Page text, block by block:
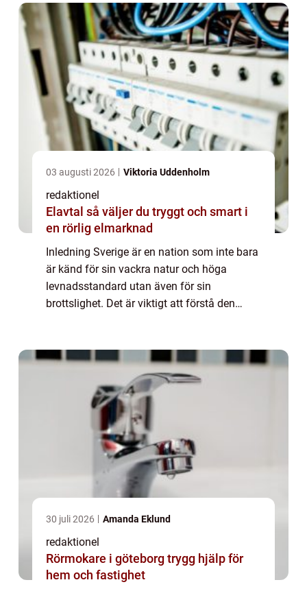
åtgärder för...
03 augusti 2026 Viktoria Uddenholm
redaktionel
Elavtal så väljer du tryggt och smart i
en rörlig elmarknad
Inledning Sverige är en nation som inte bara
är känd för sin vackra natur och höga
levnadsstandard utan även för sin
brottslighet. Det är viktigt att förstå den
30 juli 2026 Amanda Eklund
redaktionel
Rörmokare i göteborg trygg hjälp för
hem och fastighet